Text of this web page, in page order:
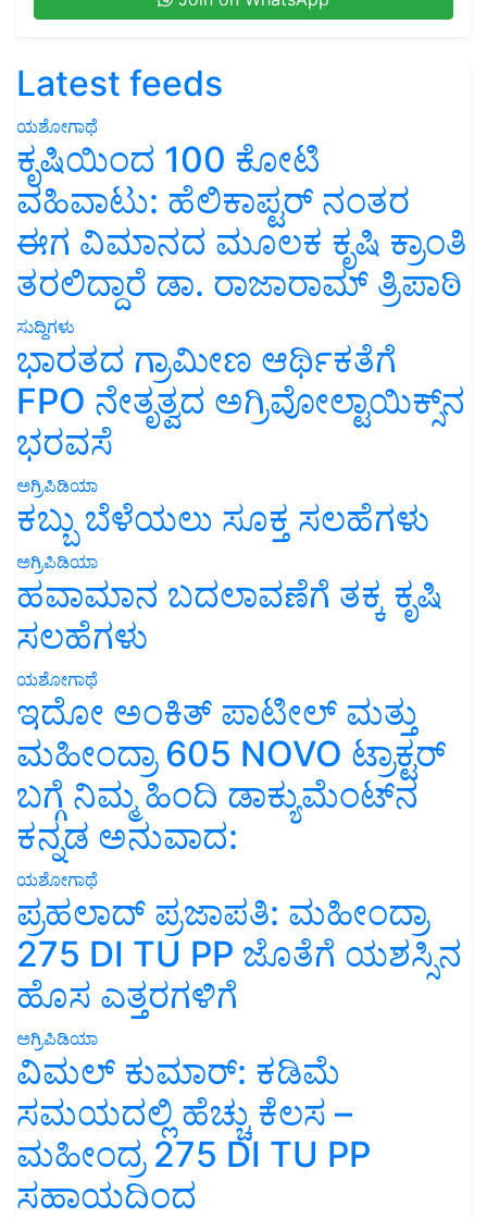
Latest feeds
ಯಶೋಗಾಥೆ
ಕೃಷಿಯಿಂದ 100 ಕೋಟಿ
ವಹಿವಾಟು: ಹೆಲಿಕಾಪ್ಟರ್ ನಂತರ
ಈಗ ವಿಮಾನದ ಮೂಲಕ ಕೃಷಿ ಕ್ರಾಂತಿ
ತರಲಿದ್ದಾರೆ ಡಾ. ರಾಜಾರಾಮ್ ತ್ರಿಪಾಠಿ
ಸುದ್ದಿಗಳು
ಭಾರತದ ಗ್ರಾಮೀಣ ಆರ್ಥಿಕತೆಗೆ
FPO ನೇತೃತ್ವದ ಅಗ್ರಿವೋಲ್ಟಾಯಿಕ್ಸ್‌ನ
ಭರವಸೆ
ಅಗ್ರಿಪಿಡಿಯಾ
ಕಬ್ಬು ಬೆಳೆಯಲು ಸೂಕ್ತ ಸಲಹೆಗಳು
ಅಗ್ರಿಪಿಡಿಯಾ
ಹವಾಮಾನ ಬದಲಾವಣೆಗೆ ತಕ್ಕ ಕೃಷಿ
ಸಲಹೆಗಳು
ಯಶೋಗಾಥೆ
ಇದೋ ಅಂಕಿತ್ ಪಾಟೀಲ್ ಮತ್ತು
ಮಹೀಂದ್ರಾ 605 NOVO ಟ್ರಾಕ್ಟರ್
ಬಗ್ಗೆ ನಿಮ್ಮ ಹಿಂದಿ ಡಾಕ್ಯುಮೆಂಟ್‌ನ
ಕನ್ನಡ ಅನುವಾದ:
ಯಶೋಗಾಥೆ
ಪ್ರಹಲಾದ್ ಪ್ರಜಾಪತಿ: ಮಹೀಂದ್ರಾ
275 DI TU PP ಜೊತೆಗೆ ಯಶಸ್ಸಿನ
ಹೊಸ ಎತ್ತರಗಳಿಗೆ
ಅಗ್ರಿಪಿಡಿಯಾ
ವಿಮಲ್ ಕುಮಾರ್: ಕಡಿಮೆ
ಸಮಯದಲ್ಲಿ ಹೆಚ್ಚು ಕೆಲಸ –
ಮಹೀಂದ್ರ 275 DI TU PP
ಸಹಾಯದಿಂದ